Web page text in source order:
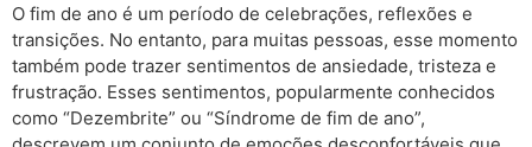
O fim de ano é um período de celebrações, reflexões e
transições. No entanto, para muitas pessoas, esse momento
também pode trazer sentimentos de ansiedade, tristeza e
frustração. Esses sentimentos, popularmente conhecidos
como “Dezembrite” ou “Síndrome de fim de ano”,